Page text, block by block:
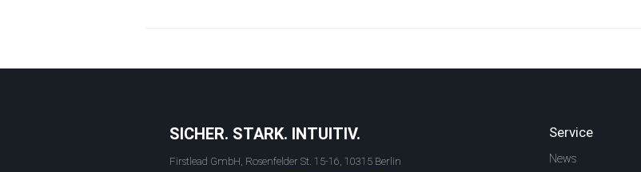
SICHER. STARK. INTUITIV.
Firstlead GmbH, Rosenfelder St. 15-16, 10315 Berlin
Service
News